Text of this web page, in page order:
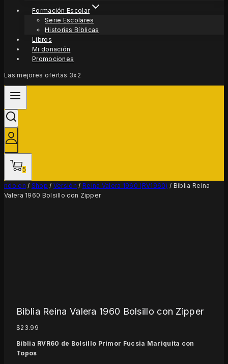
Formación Escolar
Serie Escolares
Historias Bíblicas
Libros
Mi donación
Promociones
Las mejores ofertas 3x2
5
ndo en / Shop / Versión / Reina Valera 1960 (RV1960) / Biblia Reina
Valera 1960 Bolsillo con Zipper
Biblia Reina Valera 1960 Bolsillo con Zipper
$23.99
Biblia RVR60 de Bolsillo Primor Fucsia Mariquita con
Topos